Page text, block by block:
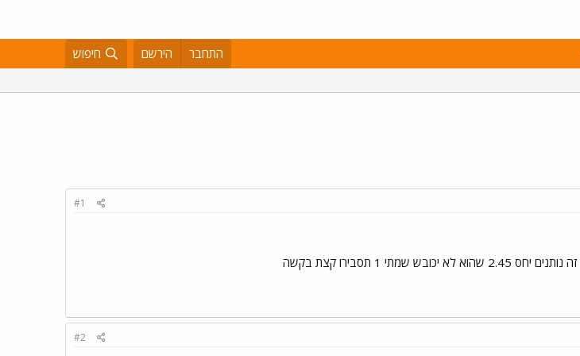
התחבר הירשם חיפוש
#1
#2